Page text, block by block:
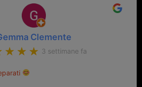
Clemente
3 settimane fa